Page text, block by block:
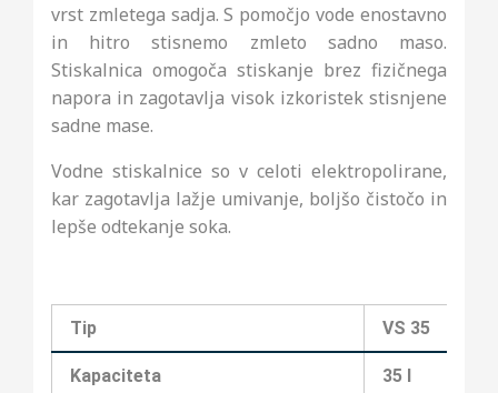
vrst zmletega sadja. S pomočjo vode enostavno
in hitro stisnemo zmleto sadno maso.
Stiskalnica omogoča stiskanje brez fizičnega
napora in zagotavlja visok izkoristek stisnjene
sadne mase.
Vodne stiskalnice so v celoti elektropolirane,
kar zagotavlja lažje umivanje, boljšo čistočo in
lepše odtekanje soka.
Tip VS 35
Kapaciteta 35 l